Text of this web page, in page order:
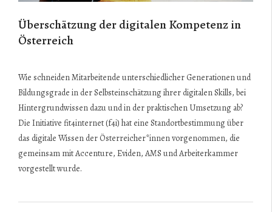
Überschätzung der digitalen Kompetenz in
Österreich
Wie schneiden Mitarbeitende unterschiedlicher Generationen und
Bildungsgrade in der Selbsteinschätzung ihrer digitalen Skills, bei
Hintergrundwissen dazu und in der praktischen Umsetzung ab?
Die Initiative fit4internet (f4i) hat eine Standortbestimmung über
das digitale Wissen der Österreicher*innen vorgenommen, die
gemeinsam mit Accenture, Eviden, AMS und Arbeiterkammer
vorgestellt wurde.